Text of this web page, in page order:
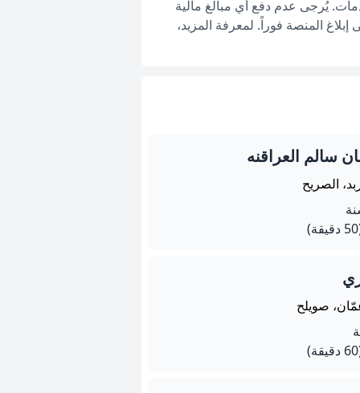
يُرجى عدم دفع أي مبالغ مالية
المنصة فوراً. لمعرفة المزيد،
سالم العراقنه
الصريح
صويلح